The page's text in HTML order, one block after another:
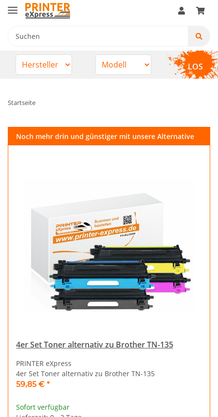
LOS
Startseite
Noch mehr drin und günstiger mit unsere Alternative
4er Set Toner alternativ zu Brother TN-135
PRINTER eXpress
4er Set Toner alternativ zu Brother TN-135
59,85 € *
Sofort verfügbar